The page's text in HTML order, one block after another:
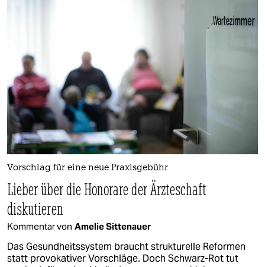
Vorschlag für eine neue Praxisgebühr
Lieber über die Honorare der Ärzteschaft
diskutieren
Kommentar von Amelie Sittenauer
Das Gesundheitssystem braucht strukturelle Reformen
statt provokativer Vorschläge. Doch Schwarz-Rot tut